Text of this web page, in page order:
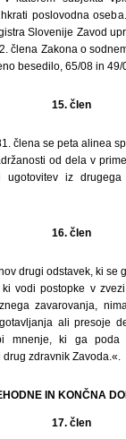
poslovodna
Slovenije Zavod
člena Zakona o
besedilo, 65/08 in 49/
15. člen
člena se peta alinea
od dela v
iz
16. člen
drugi odstavek, ki se
vodi postopke v
zavarovanja,
ali presoje
mnenje, ki ga poda
zdravnik Zavoda.«.
IN KONČNA
17. člen